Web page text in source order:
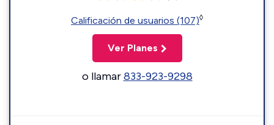
Calificación de usuarios (107)◊
Ver Planes
o llamar833-923-9298